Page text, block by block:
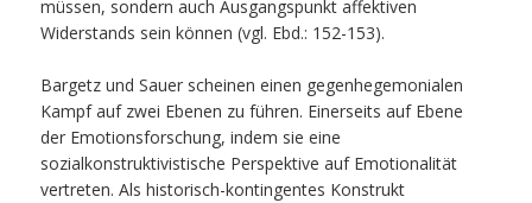
müssen, sondern auch Ausgangspunkt affektiven
Widerstands sein können (vgl. Ebd.: 152-153).
Bargetz und Sauer scheinen einen gegenhegemonialen
Kampf auf zwei Ebenen zu führen. Einerseits auf Ebene
der Emotionsforschung, indem sie eine
sozialkonstruktivistische Perspektive auf Emotionalität
vertreten. Als historisch-kontingentes Konstrukt